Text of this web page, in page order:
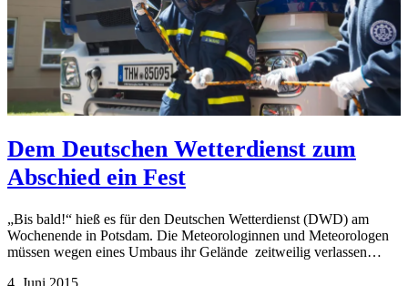
Dem Deutschen Wetterdienst zum
Abschied ein Fest
„Bis bald!“ hieß es für den Deutschen Wetterdienst (DWD) am
Wochenende in Potsdam. Die Meteorologinnen und Meteorologen
müssen wegen eines Umbaus ihr Gelände zeitweilig verlassen…
4. Juni 2015